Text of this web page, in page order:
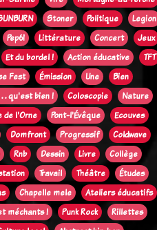
Stoner Politique
Legion
Pep61 Littérature Concert
Jeux
Et du bordel ! Action éducative
TFT
Fest
Émission Une
Bien
. qu'est bien !
Coloscopie
Nature
de l'Orne
Pont-l'Évêque
Ecouves
Domfront Progressif
Coldwave
Rnb Dessin Livre
Collège
Travail Théâtre
Études
Chapelle mele
Ateliers éducatifs
méchants !
Punk Rock
Rillettes